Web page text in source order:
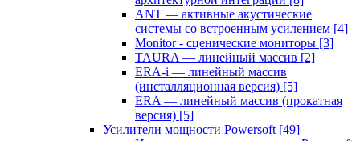
ANT — активные акустические
системы со встроенным усилением [4]
Monitor - сценические мониторы [3]
TAURA — линейный массив [2]
ERA-i — линейный массив
(инсталляционная версия) [5]
ERA — линейный массив (прокатная
версия) [5]
Усилители мощности Powersoft [49]